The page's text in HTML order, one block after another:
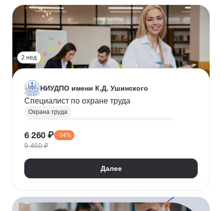
2 нед
НИУДПО имени К.Д. Ушинского
Специалист по охране труда
Охрана труда
6 260 ₽ -34%
9 460 ₽
Далее